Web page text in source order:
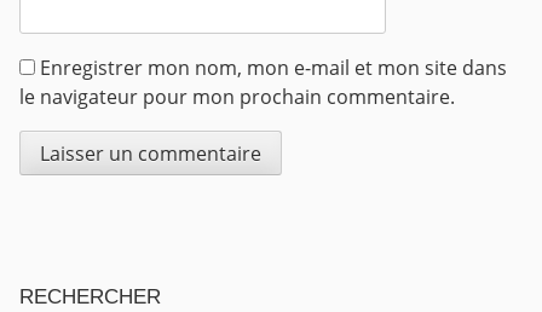
Enregistrer mon nom, mon e-mail et mon site dans
le navigateur pour mon prochain commentaire.
RECHERCHER